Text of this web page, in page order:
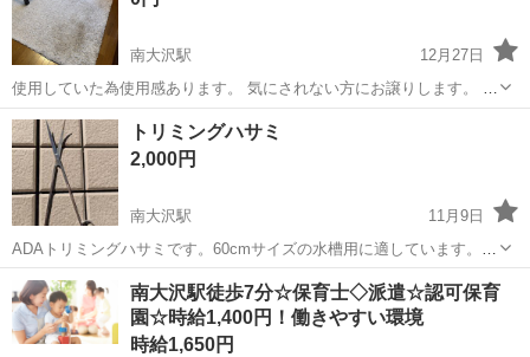
南大沢駅
12月27日
使用していた為使用感あります。 気にされない方にお譲りします。 1
万円以上で購入した品なのでしっかりしています。
東京 八王子市 南大沢駅
トリミングハサミ
2,000円
南大沢駅
11月9日
ADAトリミングハサミです。60cmサイズの水槽用に適しています。若
干の錆が残っておりますのでお安く設定しております。宜しくお願い
します。
東京 八王子市 南大沢駅 その他 トリミング
南大沢駅徒歩7分☆保育士◇派遣☆認可保育
園☆時給1,400円！働きやすい環境
時給1,650円